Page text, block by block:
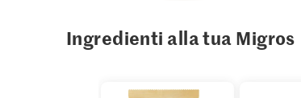
Ingredienti alla tua Migros